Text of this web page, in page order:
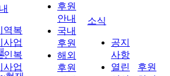
역복
사업
인복
사업
후원
안내
국내
후원
해외
후원
소식
공지
사항
열린
후원